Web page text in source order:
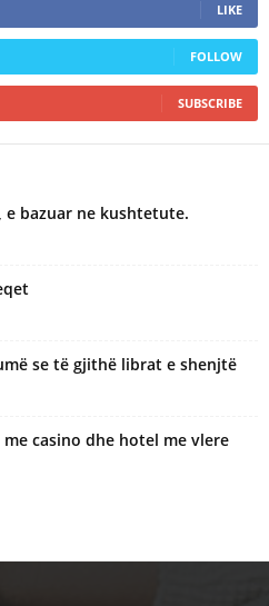
LIKE
FOLLOW
SUBSCRIBE
e bazuar ne kushtetute.
se të gjithë librat e shenjtë
casino dhe hotel me vlere